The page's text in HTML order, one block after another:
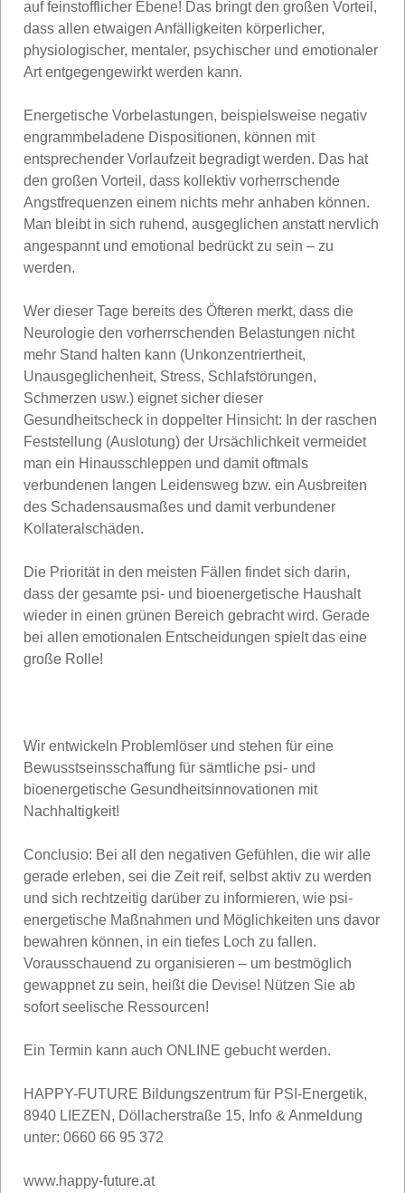
auf feinstofflicher Ebene! Das bringt den großen Vorteil,
dass allen etwaigen Anfälligkeiten körperlicher,
physiologischer, mentaler, psychischer und emotionaler
Art entgegengewirkt werden kann.
Energetische Vorbelastungen, beispielsweise negativ
engrammbeladene Dispositionen, können mit
entsprechender Vorlaufzeit begradigt werden. Das hat
den großen Vorteil, dass kollektiv vorherrschende
Angstfrequenzen einem nichts mehr anhaben können.
Man bleibt in sich ruhend, ausgeglichen anstatt nervlich
angespannt und emotional bedrückt zu sein – zu
werden.
Wer dieser Tage bereits des Öfteren merkt, dass die
Neurologie den vorherrschenden Belastungen nicht
mehr Stand halten kann (Unkonzentriertheit,
Unausgeglichenheit, Stress, Schlafstörungen,
Schmerzen usw.) eignet sicher dieser
Gesundheitscheck in doppelter Hinsicht: In der raschen
Feststellung (Auslotung) der Ursächlichkeit vermeidet
man ein Hinausschleppen und damit oftmals
verbundenen langen Leidensweg bzw. ein Ausbreiten
des Schadensausmaßes und damit verbundener
Kollateralschäden.
Die Priorität in den meisten Fällen findet sich darin,
dass der gesamte psi- und bioenergetische Haushalt
wieder in einen grünen Bereich gebracht wird. Gerade
bei allen emotionalen Entscheidungen spielt das eine
große Rolle!
Wir entwickeln Problemlöser und stehen für eine
Bewusstseinsschaffung für sämtliche psi- und
bioenergetische Gesundheitsinnovationen mit
Nachhaltigkeit!
Conclusio: Bei all den negativen Gefühlen, die wir alle
gerade erleben, sei die Zeit reif, selbst aktiv zu werden
und sich rechtzeitig darüber zu informieren, wie psi-
energetische Maßnahmen und Möglichkeiten uns davor
bewahren können, in ein tiefes Loch zu fallen.
Vorausschauend zu organisieren – um bestmöglich
gewappnet zu sein, heißt die Devise! Nützen Sie ab
sofort seelische Ressourcen!
Ein Termin kann auch ONLINE gebucht werden.
HAPPY-FUTURE Bildungszentrum für PSI-Energetik,
8940 LIEZEN, Döllacherstraße 15, Info & Anmeldung
unter: 0660 66 95 372
www.happy-future.at